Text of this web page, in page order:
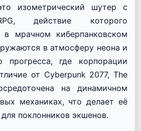
изометрический шутер с
действие которого
в мрачном киберпанковском
в атмосферу неона и
прогресса, где корпорации
от Cyberpunk 2077, The
на динамичном
механиках, что делает её
поклонников экшенов.